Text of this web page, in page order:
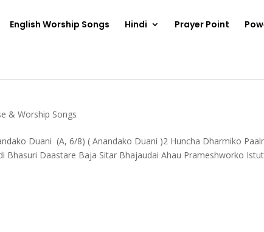
English Worship Songs Hindi Prayer Point
& Worship Songs
Duani (A, 6/8) ( Anandako Duani )2 Huncha Dharmiko
Bhasuri Daastare Baja Sitar Bhajaudai Ahau Prameshworko